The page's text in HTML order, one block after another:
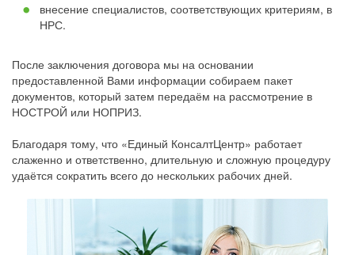
внесение специалистов, соответствующих критериям, в
НРС.
После заключения договора мы на основании
предоставленной Вами информации собираем пакет
документов, который затем передаём на рассмотрение в
НОСТРОЙ или НОПРИЗ.
Благодаря тому, что «Единый КонсалтЦентр» работает
слаженно и ответственно, длительную и сложную процедуру
удаётся сократить всего до нескольких рабочих дней.